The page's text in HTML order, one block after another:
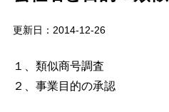
更新日：2014-12-26
１、類似商号調査
２、事業目的の承認